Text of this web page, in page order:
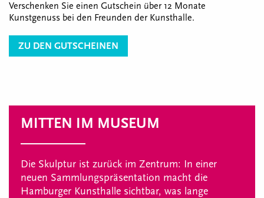
Verschenken Sie einen Gutschein über 12 Monate
Kunstgenuss bei den Freunden der Kunsthalle.
ZU DEN GUTSCHEINEN
MITTEN IM MUSEUM
Die Skulptur ist zurück im Zentrum: In einer
neuen Sammlungspräsentation macht die
Hamburger Kunsthalle sichtbar, was lange